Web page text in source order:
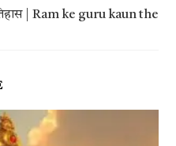
| Ram ke guru kaun the